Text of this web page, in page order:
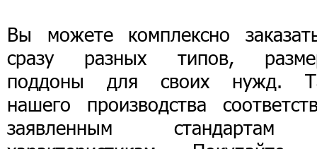
Вы можете комплексно
сразу разных типов,
поддоны для своих нужд.
нашего производства
заявленным